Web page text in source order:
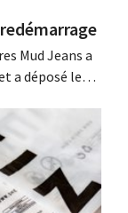
Mud Jeans a
a déposé le